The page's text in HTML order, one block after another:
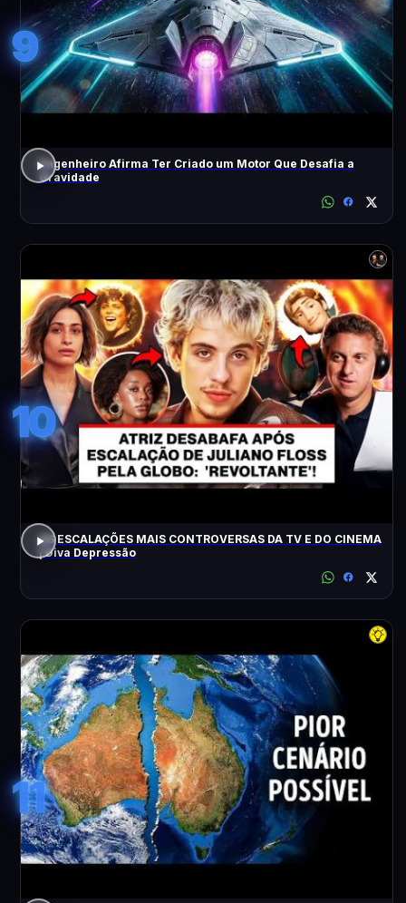
9
Engenheiro Afirma Ter Criado um Motor Que Desafia a
Gravidade
10
AS ESCALAÇÕES MAIS CONTROVERSAS DA TV E DO CINEMA
| Diva Depressão
11